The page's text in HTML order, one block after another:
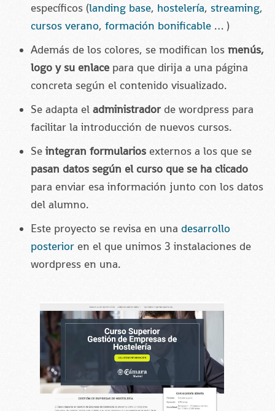
específicos (landing base, hostelería, streaming,
cursos verano, formación bonificable … )
Además de los colores, se modifican los menús,
logo y su enlacepara que dirija a una página
concreta según el contenido visualizado.
Se adapta el administradorde wordpress para
facilitar la introducción de nuevos cursos.
Seintegran formulariosexternos a los que se
pasan datos según el curso que se ha clicado
para enviar esa información junto con los datos
del alumno.
Este proyecto se revisa en una desarrollo
posterioren el que unimos 3 instalaciones de
wordpress en una.